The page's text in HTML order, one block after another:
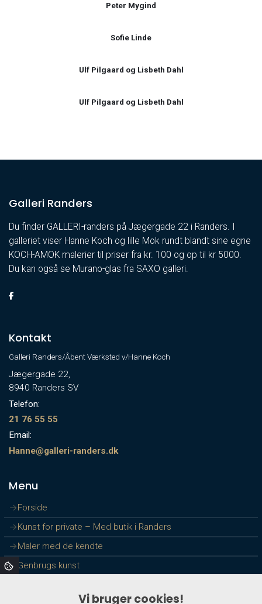
Peter Mygind
Sofie Linde
Ulf Pilgaard og Lisbeth Dahl
Ulf Pilgaard og Lisbeth Dahl
Galleri Randers
Du finder GALLERI-randers på Jægergade 22 i Randers. I
galleriet viser Hanne Koch og lille Mok rundt blandt sine egne
KOCH-AMOK malerier til priser fra kr. 100 og op til kr 5000.
Du kan også se Murano-glas fra SAXO galleri.
Kontakt
Galleri Randers/Åbent Værksted v/Hanne Koch
Jægergade 22,
8940 Randers SV
Telefon:
21 76 55 55
Email:
Hanne@galleri-randers.dk
Menu
Forside
Kunst for private – Med butik i Randers
Maler med de kendte
Genbrugs kunst
Vi bruger cookies!